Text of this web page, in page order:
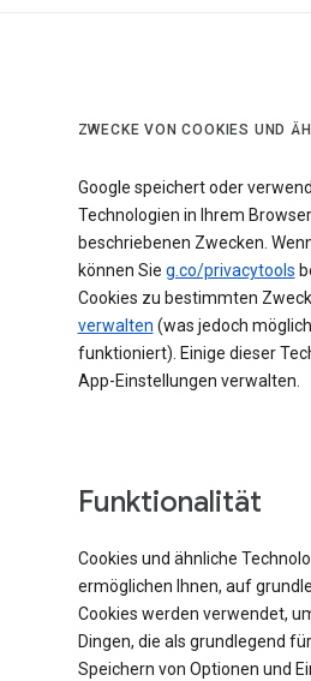
ZWECKE VON COOKIES UND
Google speichert oder
Technologien in Ihrem
beschriebenen Zwecken.
können Sie g.co/privacytools
Cookies zu bestimmten
verwalten (was jedoch
funktioniert). Einige dieser
App-Einstellungen verwalten.
Funktionalität
Cookies und ähnliche
ermöglichen Ihnen, auf
Cookies werden verwendet,
Dingen, die als grundlegend
Speichern von Optionen und